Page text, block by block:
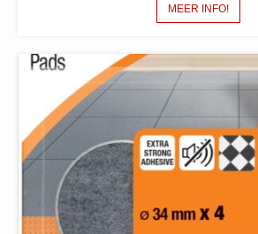
MEER INFO!